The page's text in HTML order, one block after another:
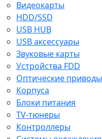
Видеокарты
HDD/SSD
USB HUB
USB аксессуары
Звуковые карты
Устройства FDD
Оптические приводы
Корпуса
Блоки питания
TV-тюнеры
Контроллеры